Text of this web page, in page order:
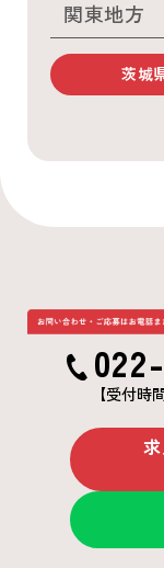
関東地方
茨城
【受付時